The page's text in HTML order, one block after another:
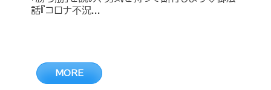
話『コロナ不況...
MORE